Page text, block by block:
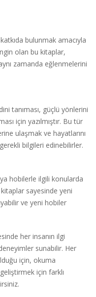
bulunmak amacıyla
olan bu kitaplar,
zamanda eğlenmelerini
tanıması, güçlü yönlerini
için yazılmıştır. Bu tür
ulaşmak ve hayatlarını
bilgileri edinebilirler.
hobilerle ilgili konularda
sayesinde yeni
ve yeni hobiler
her insanın ilgi
sunabilir. Her
için, okuma
geliştirmek için farklı